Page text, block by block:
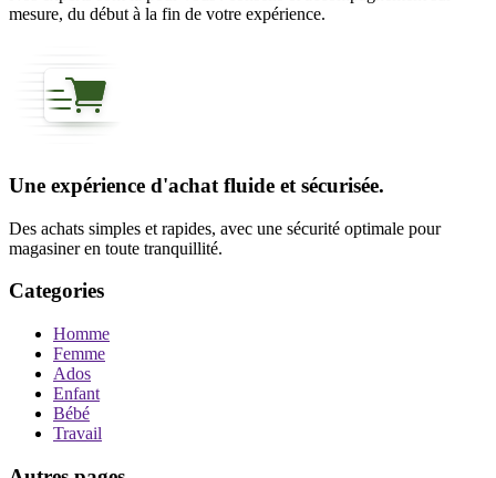
mesure, du début à la fin de votre expérience.
Une expérience d'achat fluide et sécurisée.
Des achats simples et rapides, avec une sécurité optimale pour
magasiner en toute tranquillité.
Categories
Homme
Femme
Ados
Enfant
Bébé
Travail